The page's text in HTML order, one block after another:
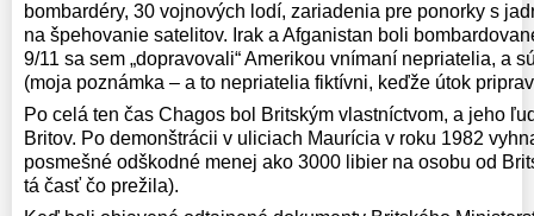
bombardéry, 30 vojnových lodí, zariadenia pre ponorky s
na špehovanie satelitov. Irak a Afganistan boli
9/11 sa sem „dopravovali“ Amerikou vnímaní nepriatelia, a
(moja poznámka – a to nepriatelia fiktívni, keďže útok
Po celá ten čas Chagos bol Britským vlastníctvom, a jeho
Britov. Po demonštrácii v uliciach Maurícia v roku 1982
posmešné odškodné menej ako 3000 libier na osobu od
tá časť čo prežila).